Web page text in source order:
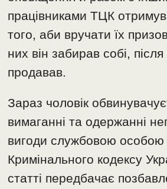
працівниками ТЦК
того, аби вручати їх
них він забирав собі,
продавав.
Зараз чоловік
вимаганні та одержанні
вигоди службовою особою
Кримінального кодексу
статті передбачає